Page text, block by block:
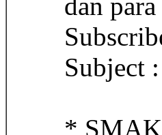
dan
Subject
*